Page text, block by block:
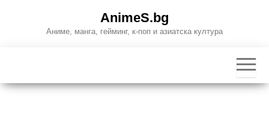
AnimeS.bg
Аниме, манга, гейминг, к-поп и азиатска култура